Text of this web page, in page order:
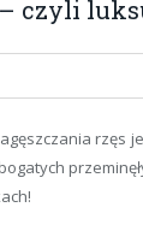
czyli
rzęs